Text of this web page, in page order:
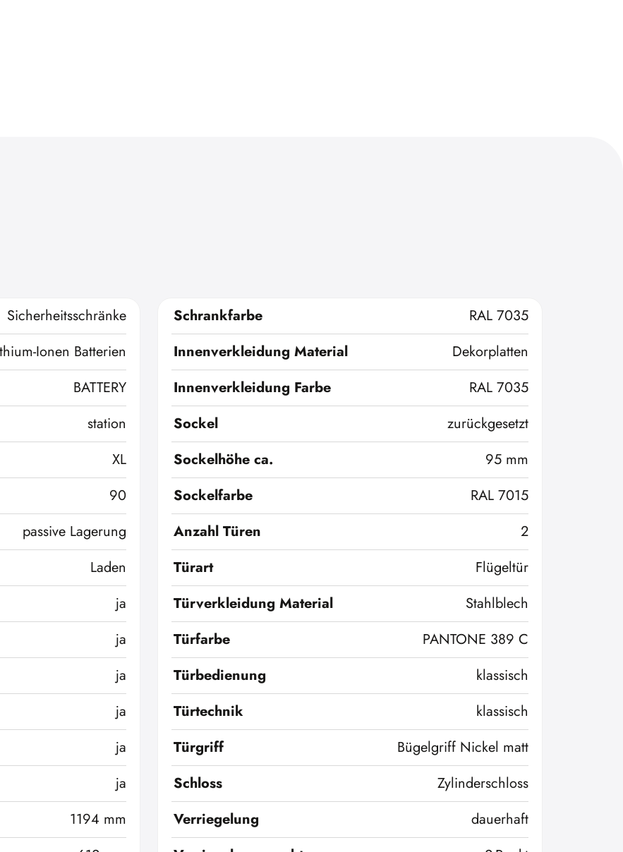
Sicherheitsschränke
Ionen Batterien
BATTERY
station
XL
90
passive Lagerung
Laden
ja
ja
ja
ja
ja
ja
1194 mm
Schrankfarbe
RAL 7035
Innenverkleidung Material
Dekorplatten
Innenverkleidung Farbe
RAL 7035
Sockel
zurückgesetzt
Sockelhöhe ca.
95 mm
Sockelfarbe
RAL 7015
Anzahl Türen
2
Türart
Flügeltür
Türverkleidung Material
Stahlblech
Türfarbe
PANTONE 389 C
Türbedienung
klassisch
Türtechnik
klassisch
Türgriff
Bügelgriff Nickel matt
Schloss
Zylinderschloss
Verriegelung
dauerhaft